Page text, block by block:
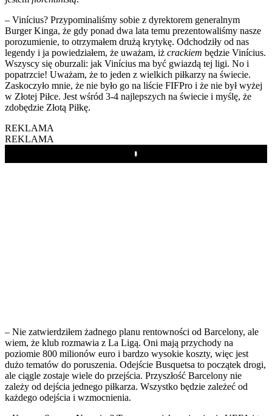
– Vinícius? Przypominaliśmy sobie z dyrektorem generalnym
Burger Kinga, że gdy ponad dwa lata temu prezentowaliśmy nasze
porozumienie, to otrzymałem drużą krytykę. Odchodziły od nas
legendy i ja powiedziałem, że uważam, iż crackiem będzie Vinícius.
Wszyscy się oburzali: jak Vinícius ma być gwiazdą tej ligi. No i
popatrzcie! Uważam, że to jeden z wielkich piłkarzy na świecie.
Zaskoczyło mnie, że nie było go na liście FIFPro i że nie był wyżej
w Złotej Piłce. Jest wśród 3-4 najlepszych na świecie i myślę, że
zdobędzie Złotą Piłkę.
REKLAMA
REKLAMA
Play
– Nie zatwierdziłem żadnego planu rentowności od Barcelony, ale
wiem, że klub rozmawia z La Ligą. Oni mają przychody na
poziomie 800 milionów euro i bardzo wysokie koszty, więc jest
dużo tematów do poruszenia. Odejście Busquetsa to początek drogi,
ale ciągle zostaje wiele do przejścia. Przyszłość Barcelony nie
zależy od dejścia jednego piłkarza. Wszystko będzie zależeć od
każdego odejścia i wzmocnienia.